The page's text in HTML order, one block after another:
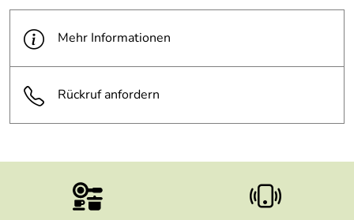
Mehr Informationen
Rückruf anfordern